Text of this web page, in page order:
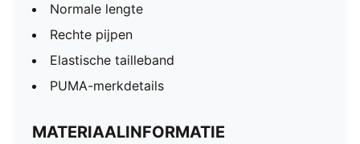
Normale lengte
Rechte pijpen
Elastische tailleband
PUMA-merkdetails
MATERIAALINFORMATIE